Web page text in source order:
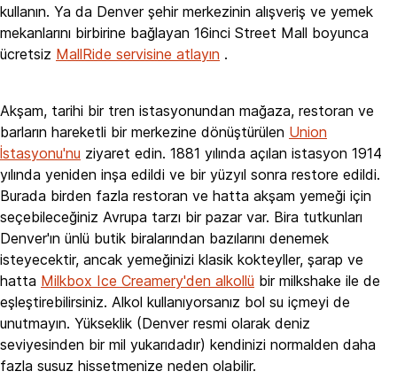
kullanın. Ya da Denver şehir merkezinin alışveriş ve yemek
mekanlarını birbirine bağlayan 16inci Street Mall boyunca
ücretsiz MallRide servisine atlayın .
Akşam, tarihi bir tren istasyonundan mağaza, restoran ve
barların hareketli bir merkezine dönüştürülen Union
İstasyonu'nu ziyaret edin. 1881 yılında açılan istasyon 1914
yılında yeniden inşa edildi ve bir yüzyıl sonra restore edildi.
Burada birden fazla restoran ve hatta akşam yemeği için
seçebileceğiniz Avrupa tarzı bir pazar var. Bira tutkunları
Denver'ın ünlü butik biralarından bazılarını denemek
isteyecektir, ancak yemeğinizi klasik kokteyller, şarap ve
hatta Milkbox Ice Creamery'den alkollü bir milkshake ile de
eşleştirebilirsiniz. Alkol kullanıyorsanız bol su içmeyi de
unutmayın. Yükseklik (Denver resmi olarak deniz
seviyesinden bir mil yukarıdadır) kendinizi normalden daha
fazla susuz hissetmenize neden olabilir.